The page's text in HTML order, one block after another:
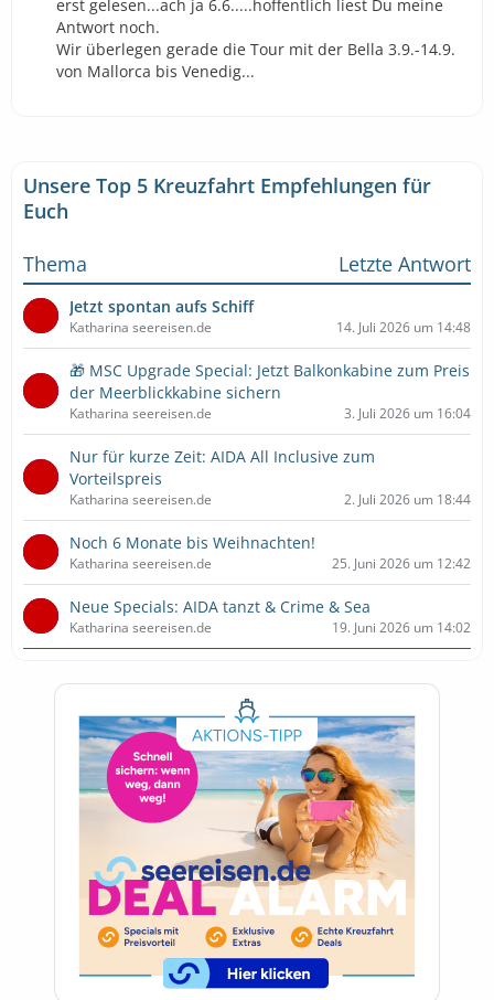
erst gelesen...ach ja 6.6.....hoffentlich liest Du meine
Antwort noch.
Wir überlegen gerade die Tour mit der Bella 3.9.-14.9.
von Mallorca bis Venedig...
Unsere Top 5 Kreuzfahrt Empfehlungen für
Euch
Thema
Letzte Antwort
Jetzt spontan aufs Schiff
Katharina seereisen.de 14. Juli 2026 um 14:48
🎁 MSC Upgrade Special: Jetzt Balkonkabine zum Preis
der Meerblickkabine sichern
Katharina seereisen.de 3. Juli 2026 um 16:04
Nur für kurze Zeit: AIDA All Inclusive zum
Vorteilspreis
Katharina seereisen.de 2. Juli 2026 um 18:44
Noch 6 Monate bis Weihnachten!
Katharina seereisen.de 25. Juni 2026 um 12:42
Neue Specials: AIDA tanzt & Crime & Sea
Katharina seereisen.de 19. Juni 2026 um 14:02